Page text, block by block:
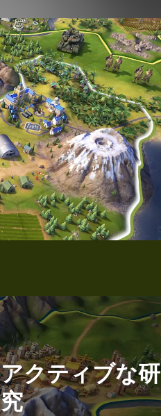
アクティブな研
究